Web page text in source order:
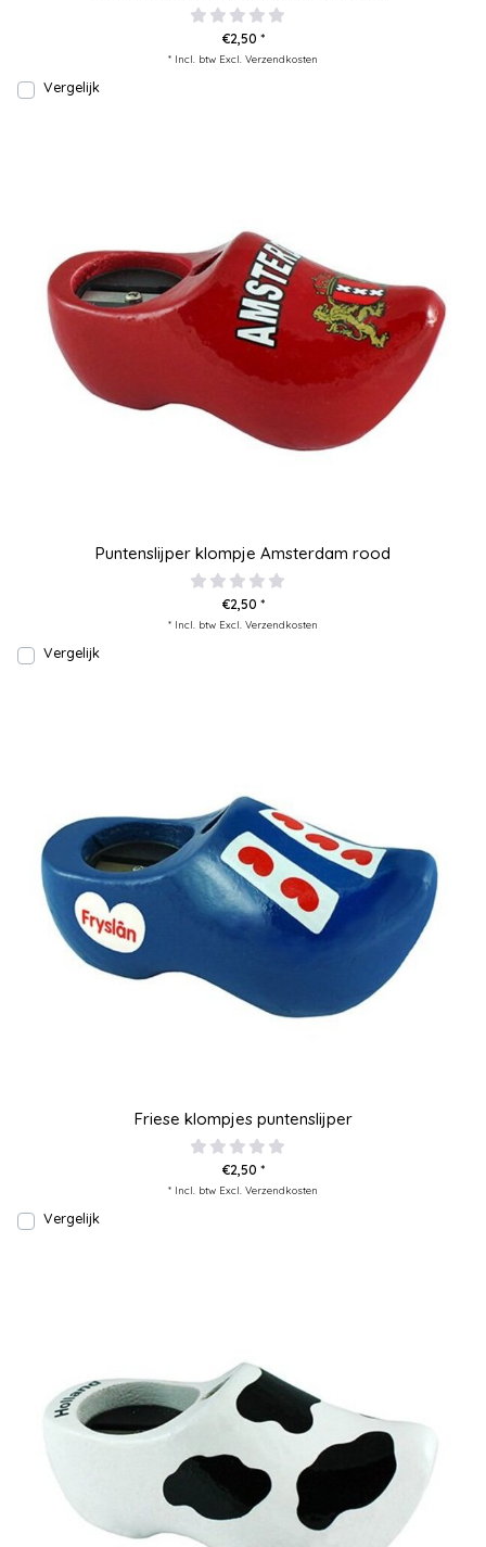
€2,50 *
* Incl. btw Excl. Verzendkosten
Vergelijk
Puntenslijper klompje Amsterdam rood
€2,50 *
* Incl. btw Excl. Verzendkosten
Vergelijk
Friese klompjes puntenslijper
€2,50 *
* Incl. btw Excl. Verzendkosten
Vergelijk